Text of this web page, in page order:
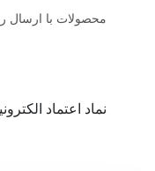
محصولات با ارسال
نماد اعتماد